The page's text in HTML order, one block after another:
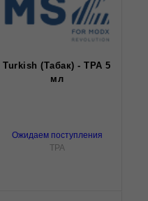
Turkish (Табак) - TPA 5
мл
Ожидаем поступления
TPA